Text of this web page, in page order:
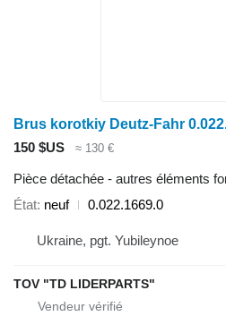
150 $US ≈ 130 €
Pièce détachée - autres éléments
État neuf 0.022.1669.0
Ukraine, pgt. Yubileynoe
TOV "TD LIDERPARTS"